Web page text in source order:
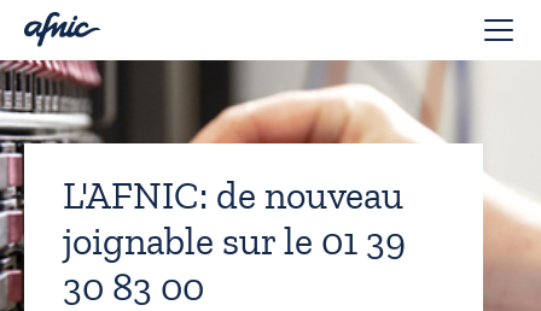
L'AFNIC: de nouveau
joignable sur le 01 39
30 83 00
Panneau de gestion des cookies